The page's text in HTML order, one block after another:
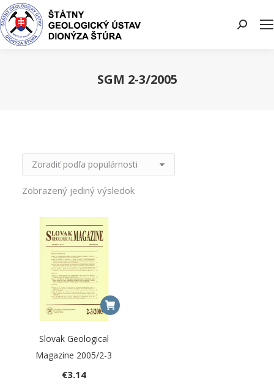
Search:
SGM 2-3/2005
Zobrazený jediný výsledok
Slovak Geological
Magazine 2005/2-3
€3.14